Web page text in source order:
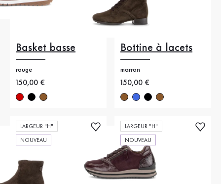
Basket basse
rouge
Nouveau prix
150,00 €
Bottine à lacets
marron
Nouveau prix
150,00 €
LARGEUR "H"
NOUVEAU
LARGEUR "H"
NOUVEAU